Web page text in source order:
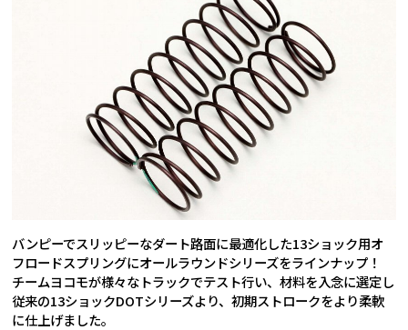
バンピーでスリッピーなダート路面に最適化した13ショック用オ
フロードスプリングにオールラウンドシリーズをラインナップ！
チームヨコモが様々なトラックでテスト行い、材料を入念に選定し
従来の13ショックDOTシリーズより、初期ストロークをより柔軟
に仕上げました。